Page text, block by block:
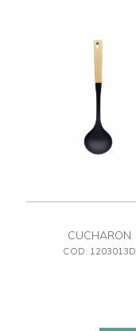
CUCHARON
COD: 1203013D